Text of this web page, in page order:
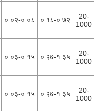
०.०२-०.०८ ०.१८-०.७२
20-
1000
०.०३-०.१५ ०.२७-१.३५
20-
1000
०.०३-०.१५ ०.२७-१.३५
20-
1000